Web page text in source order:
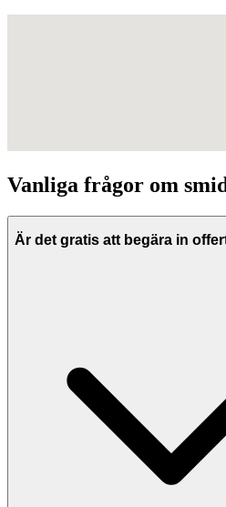
Vanliga frågor om
Är det gratis att begära in